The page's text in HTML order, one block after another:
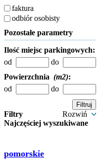
faktura
odbiór osobisty
Pozostałe parametry
Ilość miejsc parkingowych:
od
do
Powierzchnia (m2):
od
do
Filtry
Rozwiń
Najczęściej wyszukiwane
pomorskie